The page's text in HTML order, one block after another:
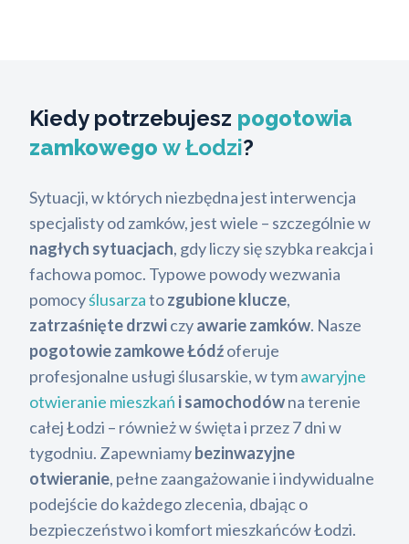
Kiedy potrzebujesz pogotowia
zamkowego w Łodzi?
Sytuacji, w których niezbędna jest interwencja
specjalisty od zamków, jest wiele – szczególnie w
nagłych sytuacjach, gdy liczy się szybka reakcja i
fachowa pomoc. Typowe powody wezwania
pomocyślusarzatozgubione klucze,
zatrzaśnięte drzwiczyawarie zamków. Nasze
pogotowie zamkowe Łódźoferuje
profesjonalne usługi ślusarskie, w tymawaryjne
otwieranie mieszkań i samochodówna terenie
całej Łodzi – również w święta i przez 7 dni w
tygodniu. Zapewniamybezinwazyjne
otwieranie, pełne zaangażowanie i indywidualne
podejście do każdego zlecenia, dbając o
bezpieczeństwo i komfort mieszkańców Łodzi.